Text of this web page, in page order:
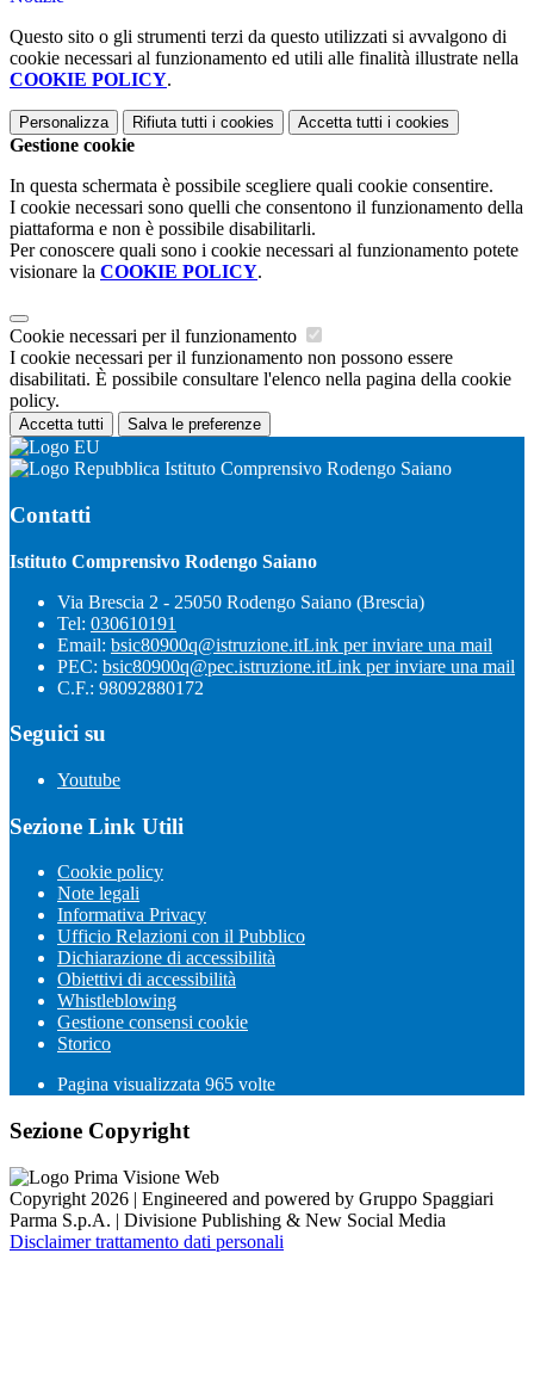
Questo sito o gli strumenti terzi da questo utilizzati si avvalgono di
cookie necessari al funzionamento ed utili alle finalità illustrate nella
COOKIE POLICY.
Personalizza Rifiuta tutti i cookies Accetta tutti i cookies
Gestione cookie
In questa schermata è possibile scegliere quali cookie consentire.
I cookie necessari sono quelli che consentono il funzionamento della
piattaforma e non è possibile disabilitarli.
Per conoscere quali sono i cookie necessari al funzionamento potete
visionare la COOKIE POLICY.
Cookie necessari per il funzionamento
I cookie necessari per il funzionamento non possono essere
disabilitati. È possibile consultare l'elenco nella pagina della cookie
policy.
Accetta tutti Salva le preferenze
Istituto Comprensivo Rodengo Saiano
Contatti
Istituto Comprensivo Rodengo Saiano
Via Brescia 2 - 25050 Rodengo Saiano (Brescia)
Tel: 030610191
Email: bsic80900q@istruzione.itLink per inviare una mail
PEC: bsic80900q@pec.istruzione.itLink per inviare una mail
C.F.: 98092880172
Seguici su
Youtube
Sezione Link Utili
Cookie policy
Note legali
Informativa Privacy
Ufficio Relazioni con il Pubblico
Dichiarazione di accessibilità
Obiettivi di accessibilità
Whistleblowing
Gestione consensi cookie
Storico
Pagina visualizzata 965 volte
Sezione Copyright
Copyright 2026 | Engineered and powered by Gruppo Spaggiari
Parma S.p.A. | Divisione Publishing & New Social Media
Disclaimer trattamento dati personali